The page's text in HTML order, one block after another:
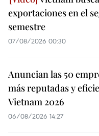
exportaciones en el
semestre
07/08/2026 00:30
Anuncian las 50
más reputadas y
Vietnam 2026
06/08/2026 14:27